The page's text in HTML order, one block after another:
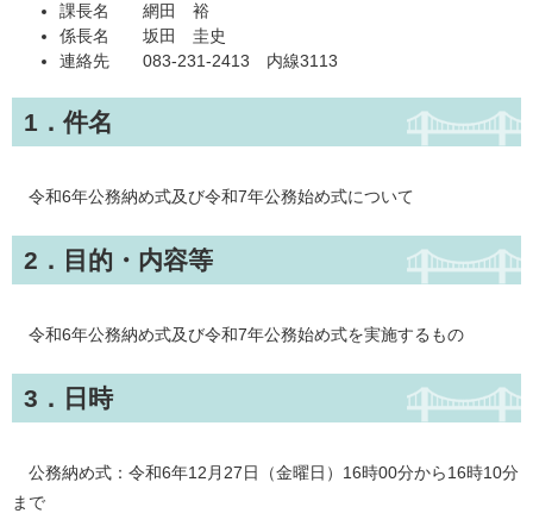
課長名 網田 裕
係長名 坂田 圭史
連絡先 083-231-2413 内線3113
1．件名
令和6年公務納め式及び令和7年公務始め式について
2．目的・内容等
令和6年公務納め式及び令和7年公務始め式を実施するもの
3．日時
公務納め式：令和6年12月27日（金曜日）16時00分から16時10分
まで